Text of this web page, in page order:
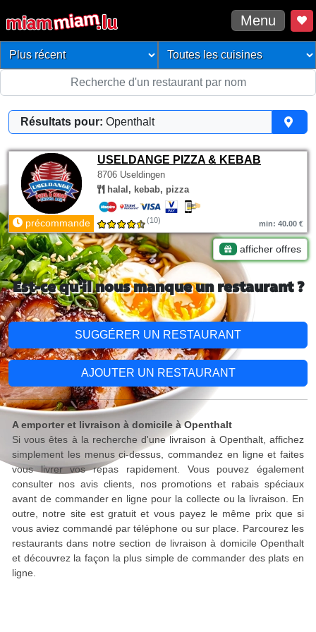
Menu
Résultats pour: Openthalt
USELDANGE PIZZA & KEBAB
8706 Useldingen
halal, kebab, pizza
précommande (10) min: 40.00 €
afficher offres
Est-ce qu'il nous manque un restaurant ?
SUGGÉRER UN RESTAURANT
AJOUTER UN RESTAURANT
A emporter et livraison à domicile à Openthalt
Si vous êtes à la recherche d'une livraison à Openthalt, affichez
simplement les menus ci-dessus, commandez en ligne et faites
vous livrer vos repas rapidement. Vous pouvez également
consulter nos avis clients, nos promotions et rabais spéciaux
avant de commander en ligne pour la collecte ou la livraison. En
outre, notre site est gratuit et vous payez le même prix que si
vous aviez commandé par téléphone ou sur place. Parcourez les
restaurants dans notre section de livraison à domicile Openthalt
et découvrez la façon la plus simple de commander des plats en
ligne.